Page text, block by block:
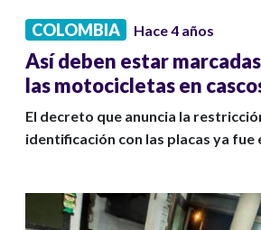
COLOMBIA Hace 4 años
Así deben estar
las motocicletas en
El decreto que anuncia la
identificación con las placas ya fue